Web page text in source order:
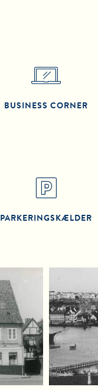
BUSINESS CORNER
PARKERINGSKÆLDER